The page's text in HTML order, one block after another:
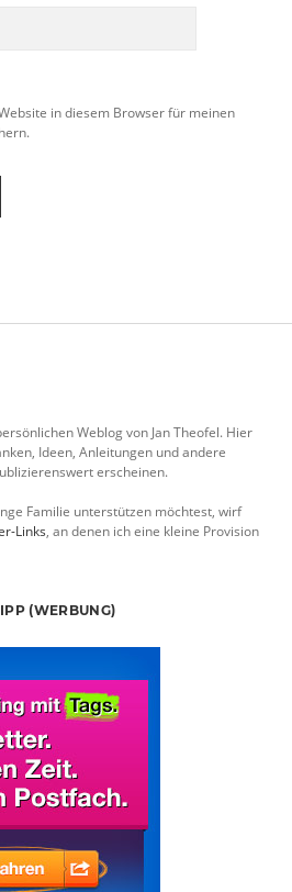
in diesem Browser für meinen
Weblog von Jan Theofel. Hier
Ideen, Anleitungen und andere
erscheinen.
Familie unterstützen möchtest, wirf
Links, an denen ich eine kleine Provision
(WERBUNG)